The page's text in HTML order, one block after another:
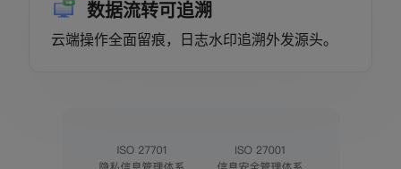
数据流转可追溯
云端操作全面留痕，日志水印追溯外发源头。